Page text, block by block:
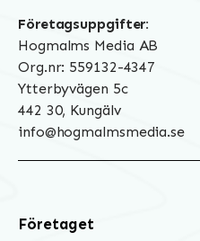
Företagsuppgifter:
Hogmalms Media AB
Org.nr: 559132-4347
Ytterbyvägen 5c
442 30, Kungälv
info@hogmalmsmedia.se
Företaget